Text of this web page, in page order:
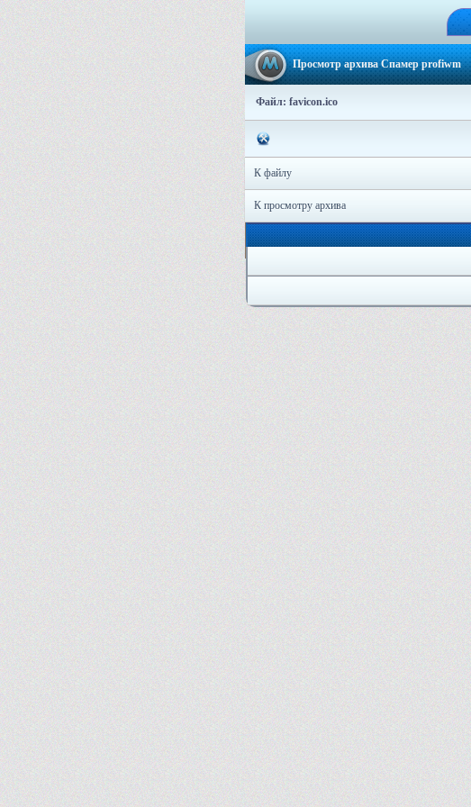
Просмотр архива Спамер profiwm
Файл: favicon.ico
К файлу
К просмотру архива